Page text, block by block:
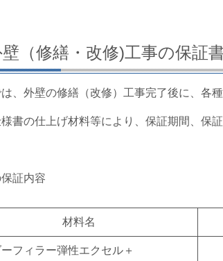
（修繕・改修)工事の保証
、外壁の修繕（改修）工事完了後に、各
書の仕上げ材料等により、保証期間、保証
保証内容
材料名
フィラー弾性エクセル＋